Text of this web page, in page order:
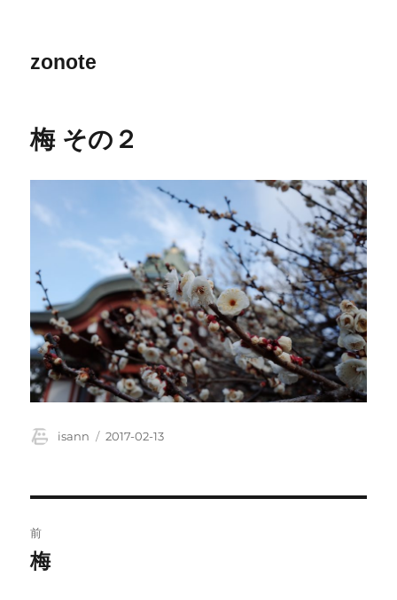
zonote
梅 その２
投
isann
投
2017-02-13
稿
前
前
梅